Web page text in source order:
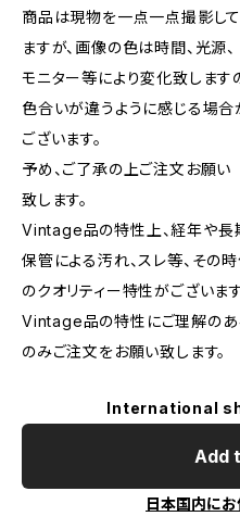
商品は現物を一点一点撮影して
ますが、画像の色は時間、光源、
モニター等により変化致します
色合いが違うように感じる場合
ございます。
予め、ご了承の上ご注文お願い
致します。
Vintage品の特性上、経年や長
保管による汚れ、スレ等、その
のクオリティー特性がございます
Vintage品の特性にご理解のあ
のみご注文をお願い致します。
International
Add
日本国内に